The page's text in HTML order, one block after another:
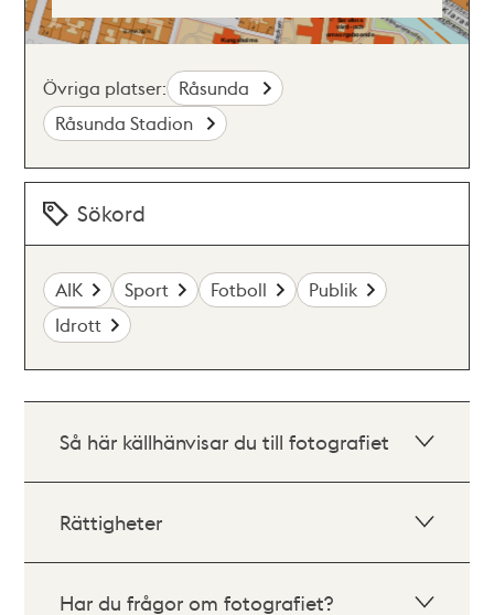
Övriga platser: Råsunda
Råsunda Stadion
Sökord
AIK Sport Fotboll
Publik
Idrott
Så här källhänvisar du till fotografiet
Rättigheter
Har du frågor om fotografiet?